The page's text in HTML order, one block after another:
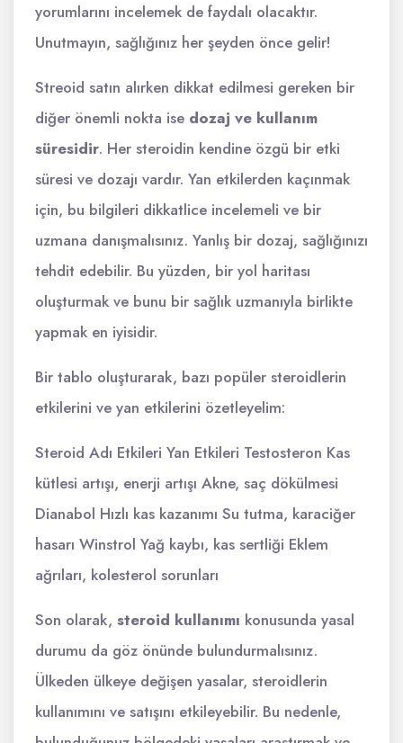
yorumlarını incelemek de faydalı olacaktır.
Unutmayın, sağlığınız her şeyden önce gelir!
Streoid satın alırken dikkat edilmesi gereken bir
diğer önemli nokta ise dozaj ve kullanım
süresidir. Her steroidin kendine özgü bir etki
süresi ve dozajı vardır. Yan etkilerden kaçınmak
için, bu bilgileri dikkatlice incelemeli ve bir
uzmana danışmalısınız. Yanlış bir dozaj, sağlığınızı
tehdit edebilir. Bu yüzden, bir yol haritası
oluşturmak ve bunu bir sağlık uzmanıyla birlikte
yapmak en iyisidir.
Bir tablo oluşturarak, bazı popüler steroidlerin
etkilerini ve yan etkilerini özetleyelim:
Steroid Adı Etkileri Yan Etkileri Testosteron Kas
kütlesi artışı, enerji artışı Akne, saç dökülmesi
Dianabol Hızlı kas kazanımı Su tutma, karaciğer
hasarı Winstrol Yağ kaybı, kas sertliği Eklem
ağrıları, kolesterol sorunları
Son olarak, steroid kullanımı konusunda yasal
durumu da göz önünde bulundurmalısınız.
Ülkeden ülkeye değişen yasalar, steroidlerin
kullanımını ve satışını etkileyebilir. Bu nedenle,